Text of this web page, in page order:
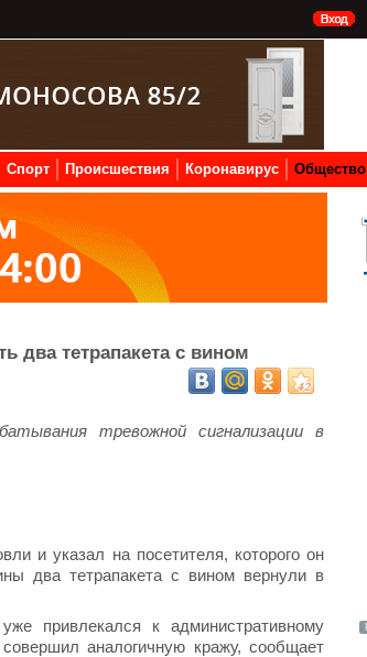
Спорт Происшествия Коронавирус Общество
два тетрапакета с вином
тревожной сигнализации в
и указал на посетителя, которого он
два тетрапакета с вином вернули в
привлекался к административному
аналогичную кражу, сообщает